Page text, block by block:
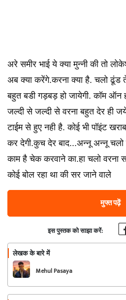
अरे समीर भाई ये क्या मुन्नी की तो
अब क्या करेंगे.करना क्या है. चलो ढूंड ते
बहुत बडी गड़बड़ हो जायेगी. कॉम
जल्दी से जल्दी से वरना बहुत देर ही
टाईम से हुए नही है. कोई भी पॉइंट
कर देगी.कुच देर बाद...अन्नू अन्नू
काम है चेक करवाने का.हा चलो वरना
कोई बोल रहा था की सर जाने वाले
मुफ्त पढ़ें
इस पुस्तक को साझा करें:
लेखक के बारे में
Mehul Pasaya